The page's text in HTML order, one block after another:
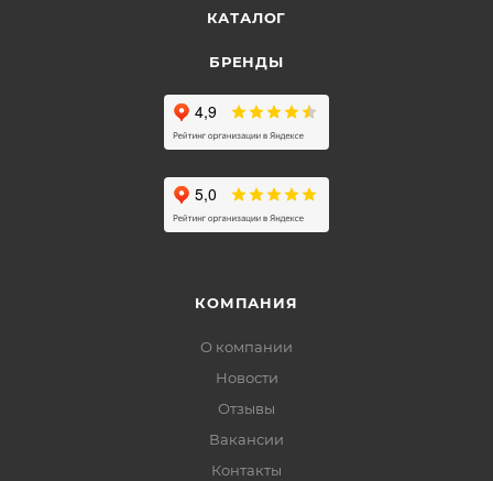
КАТАЛОГ
БРЕНДЫ
КОМПАНИЯ
О компании
Новости
Отзывы
Вакансии
Контакты